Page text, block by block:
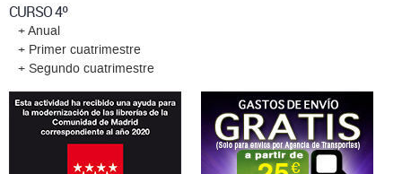
CURSO 4º
+ Anual
+ Primer cuatrimestre
+ Segundo cuatrimestre